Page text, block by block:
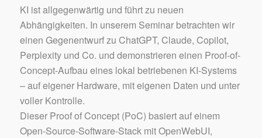
KI ist allgegenwärtig und führt zu neuen
Abhängigkeiten. In unserem Seminar betrachten wir
einen Gegenentwurf zu ChatGPT, Claude, Copilot,
Perplexity und Co. und demonstrieren einen Proof-of-
Concept-Aufbau eines lokal betriebenen KI-Systems
– auf eigener Hardware, mit eigenen Daten und unter
voller Kontrolle.
Dieser Proof of Concept (PoC) basiert auf einem
Open-Source-Software-Stack mit OpenWebUI,